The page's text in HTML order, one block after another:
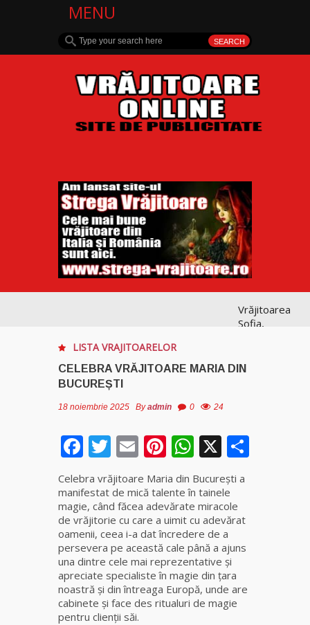
MENU
Vrăjitoarea
Sofia,
în lume
Vrăjitoarea
Venus are
leacuri
Rodica
LISTA VRAJITOARELOR
CELEBRA VRĂJITOARE MARIA DIN
BUCUREȘTI
18 noiembrie 2025 Byadmin 0 24
Facebook
Twitter
EmailPinterest
WhatsApp
X
Celebra vrăjitoare Maria din București a
manifestat de mică talente în tainele
magie, când făcea adevărate miracole
de vrăjitorie cu care a uimit cu adevărat
oamenii, ceea i-a dat încredere de a
persevera pe această cale până a ajuns
una dintre cele mai reprezentative și
apreciate specialiste în magie din țara
noastră și din întreaga Europă, unde are
cabinete și face des ritualuri de magie
pentru clienții săi.